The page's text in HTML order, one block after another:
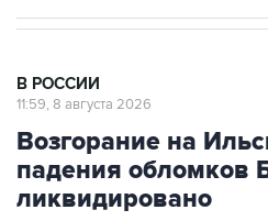
В РОССИИ
11:59, 8 августа 2026
Возгорание на
падения обломков
ликвидировано